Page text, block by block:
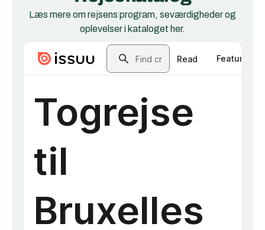
Læs mere om rejsens program, seværdigheder og
oplevelser i kataloget her.